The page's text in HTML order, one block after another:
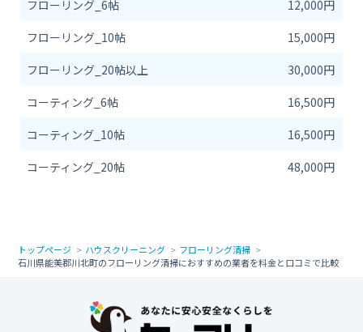
フローリング_6帖
12,000円
フローリング_10帖
15,000円
フローリング_20帖以上
30,000円
コーティング_6帖
16,500円
コーティング_10帖
16,500円
コーティング_20帖
48,000円
トップページ ハウスクリーニング
フローリング清掃
石川県能美郡川北町のフローリング清掃におすすめの業者を料金と口コミで比較